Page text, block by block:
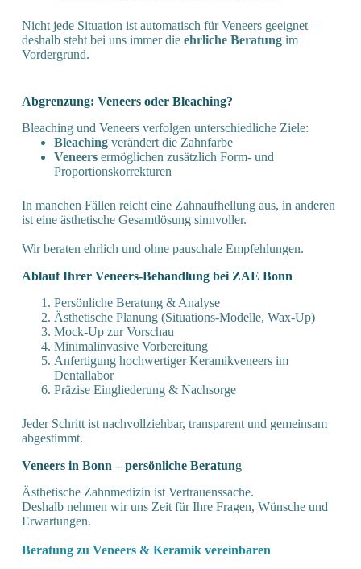
Nicht jede Situation ist automatisch für Veneers geeignet –
deshalb steht bei uns immer die ehrliche Beratungim
Vordergrund.
Abgrenzung: Veneers oder Bleaching?
Bleaching und Veneers verfolgen unterschiedliche Ziele:
Bleachingverändert die Zahnfarbe
Veneersermöglichen zusätzlich Form- und
Proportionskorrekturen
In manchen Fällen reicht eine Zahnaufhellung aus, in anderen
ist eine ästhetische Gesamtlösung sinnvoller.
Wir beraten ehrlich und ohne pauschale Empfehlungen.
Ablauf Ihrer Veneers-Behandlung bei ZAE Bonn
Persönliche Beratung & Analyse
Ästhetische Planung (Situations-Modelle, Wax-Up)
Mock-Up zur Vorschau
Minimalinvasive Vorbereitung
Anfertigung hochwertiger Keramikveneers im
Dentallabor
Präzise Eingliederung & Nachsorge
Jeder Schritt ist nachvollziehbar, transparent und gemeinsam
abgestimmt.
Veneers in Bonn – persönliche Beratung
Ästhetische Zahnmedizin ist Vertrauenssache.
Deshalb nehmen wir uns Zeit für Ihre Fragen, Wünsche und
Erwartungen.
Beratung zu Veneers & Keramik vereinbaren